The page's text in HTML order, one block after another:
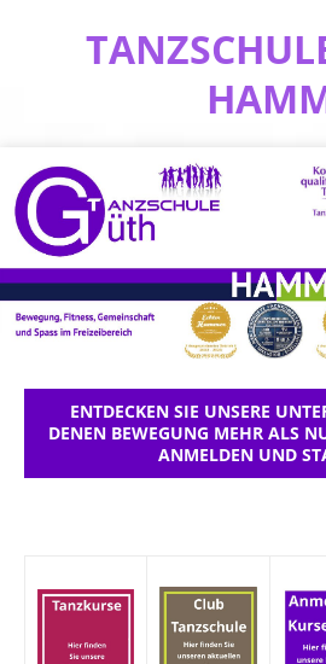
ENTDECKEN SIE UNSERE
DENEN BEWEGUNG MEHR ALS
ANMELDEN UND